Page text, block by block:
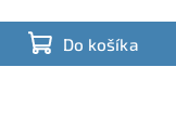
Do košíka
o obľúbený model s veľmi
ktorý je v ponuke
vyhľadávané hotové